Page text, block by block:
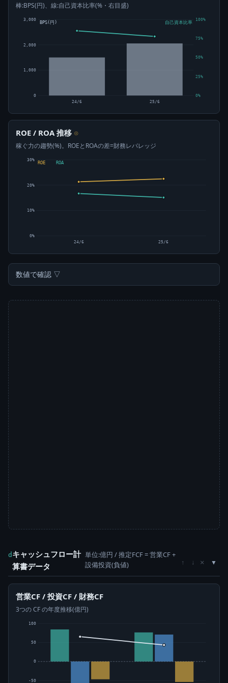
棒:BPS(円)、線:自己資本比率(%・右目盛)
0
1,000
2,000
3,000
0%
25%
50%
75%
100%
24/6 25/6
BPS(円) 自己資本比率
ROE / ROA 推移 ⊙
稼ぐ力の趨勢(%)。ROEとROAの差=財務レバレッジ
0%
10%
20%
30%
ROE ROA
24/6 25/6
数値で確認 ▽
d キャッシュフロー計
算書データ
単位:億円 / 推定FCF = 営業CF +
設備投資(負値)
↑ ↓ ×
営業CF / 投資CF / 財務CF
3つの CF の年度推移(億円)
-50
0
50
100